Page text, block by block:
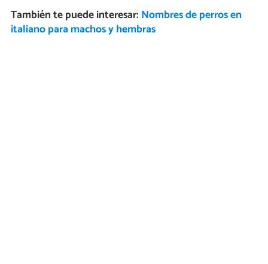
También te puede interesar: Nombres de perros en
italiano para machos y hembras